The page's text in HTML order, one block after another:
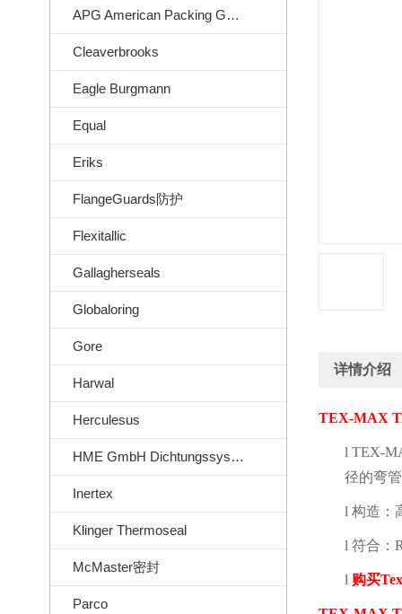
APG American Packing Gasket
Cleaverbrooks
Eagle Burgmann
Equal
Eriks
FlangeGuards防护
Flexitallic
Gallagherseals
Globaloring
Gore
Harwal
Herculesus
HME GmbH Dichtungssysteme
Inertex
Klinger Thermoseal
McMaster密封
Parco
详情介绍
TEX-MAX
l TEX-
径的弯
l 构造：
l 符合：
l 购买